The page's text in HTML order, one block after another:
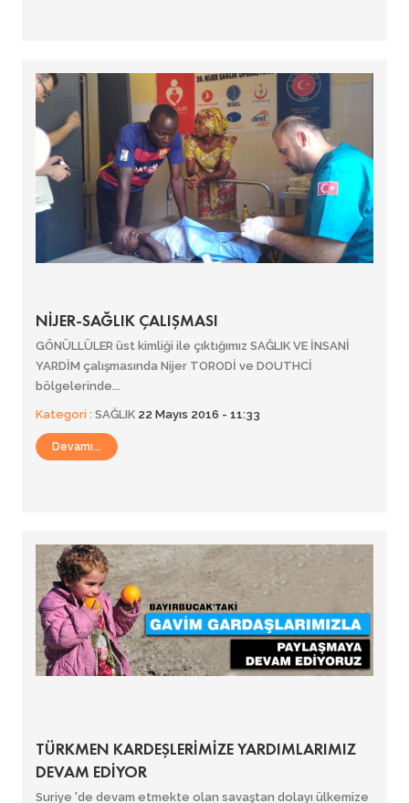
NİJER-SAĞLIK ÇALIŞMASI
GÖNÜLLÜLER üst kimliği ile çıktığımız SAĞLIK VE İNSANİ
YARDİM çalışmasında Nijer TORODİ ve DOUTHCİ
bölgelerinde...
Kategori : SAĞLIK 22 Mayıs 2016 - 11:33
Devamı...
TÜRKMEN KARDEŞLERİMİZE YARDIMLARIMIZ
DEVAM EDİYOR
Suriye 'de devam etmekte olan savaştan dolayı ülkemize